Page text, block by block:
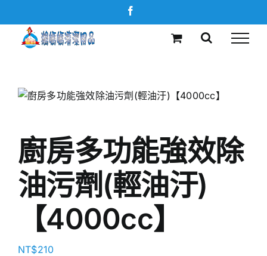
to
content
廚房多功能強效除
油污劑(輕油汙)
【4000cc】
NT$210